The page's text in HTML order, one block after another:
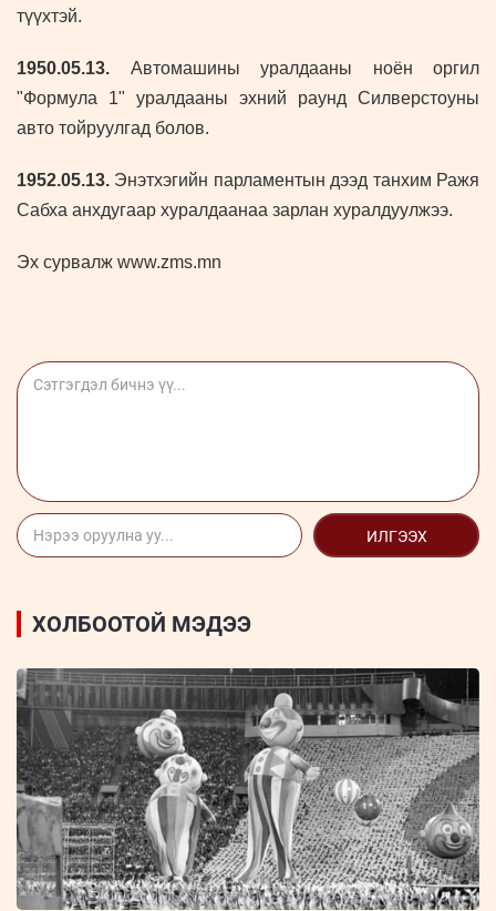
түүхтэй.
1950.05.13.
Автомашины уралдааны ноён оргил
"Формула 1" уралдааны эхний раунд Силверстоуны
авто тойруулгад болов.
1952.05.13. Энэтхэгийн парламентын дээд танхим Ражя
Сабха анхдугаар хуралдаанаа зарлан хуралдуулжээ.
Эх сурвалж www.zms.mn
ИЛГЭЭХ
ХОЛБООТОЙ МЭДЭЭ